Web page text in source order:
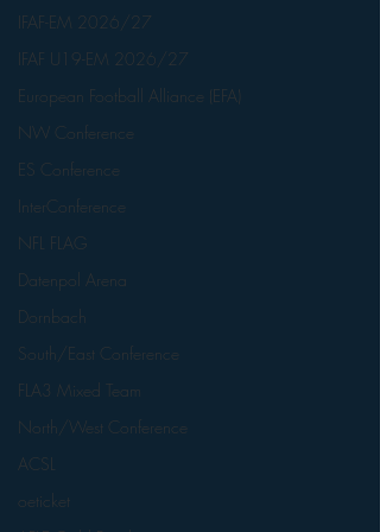
IFAF-EM 2026/27
IFAF U19-EM 2026/27
European Football Alliance (EFA)
NW Conference
ES Conference
InterConference
NFL FLAG
Datenpol Arena
Dornbach
South/East Conference
FLA3 Mixed Team
North/West Conference
ACSL
oeticket